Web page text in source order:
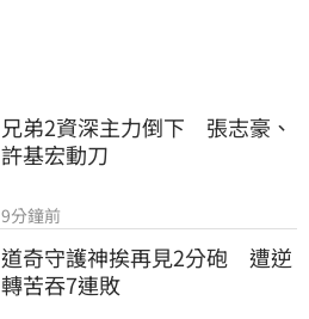
兄弟2資深主力倒下　張志豪、
許基宏動刀
9分鐘前
道奇守護神挨再見2分砲　遭逆
轉苦吞7連敗